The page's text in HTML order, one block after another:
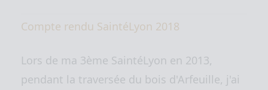
Compte rendu SaintéLyon 2018
Lors de ma 3ème SaintéLyon en 2013,
pendant la traversée du bois d'Arfeuille, j'ai